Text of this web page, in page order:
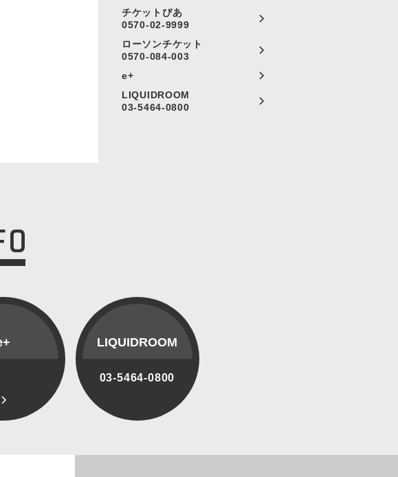
チケットぴあ
0570-02-9999
ローソンチケット
0570-084-003
e+
LIQUIDROOM
03-5464-0800
LIQUIDROOM
03-5464-0800